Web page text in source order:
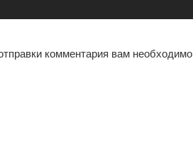
комментария вам необходимо